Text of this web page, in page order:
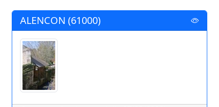
ALENCON (61000)